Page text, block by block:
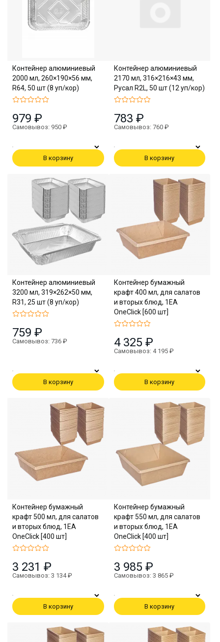
Контейнер алюминиевый
2000 мл, 260×190×56 мм,
R64, 50 шт (8 уп/кор)
979 ₽
Самовывоз: 950 ₽
В корзину
Контейнер алюминиевый
2170 мл, 316×216×43 мм,
Русал R2L, 50 шт (12 уп/кор)
783 ₽
Самовывоз: 760 ₽
В корзину
Контейнер алюминиевый
3200 мл, 319×262×50 мм,
R31, 25 шт (8 уп/кор)
759 ₽
Самовывоз: 736 ₽
В корзину
Контейнер бумажный
крафт 400 мл, для салатов
и вторых блюд, 1EA
OneClick [600 шт]
4 325 ₽
Самовывоз: 4 195 ₽
В корзину
Контейнер бумажный
крафт 500 мл, для салатов
и вторых блюд, 1EA
OneClick [400 шт]
3 231 ₽
Самовывоз: 3 134 ₽
В корзину
Контейнер бумажный
крафт 550 мл, для салатов
и вторых блюд, 1EA
OneClick [400 шт]
3 985 ₽
Самовывоз: 3 865 ₽
В корзину